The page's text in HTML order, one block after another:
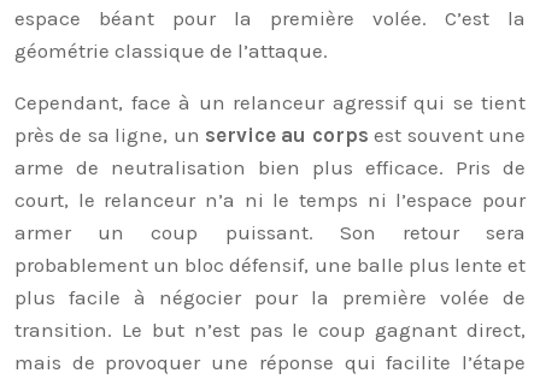
espace béant pour la première volée. C’est la
géométrie classique de l’attaque.
Cependant, face à un relanceur agressif qui se tient
près de sa ligne, un service au corps est souvent une
arme de neutralisation bien plus efficace. Pris de
court, le relanceur n’a ni le temps ni l’espace pour
armer un coup puissant. Son retour sera
probablement un bloc défensif, une balle plus lente et
plus facile à négocier pour la première volée de
transition. Le but n’est pas le coup gagnant direct,
mais de provoquer une réponse qui facilite l’étape